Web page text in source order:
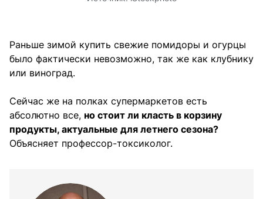
Раньше зимой купить свежие помидоры и огурцы
было фактически невозможно, так же как клубнику
или виноград.
Сейчас же на полках супермаркетов есть
абсолютно все, но стоит ли класть в корзину
продукты, актуальные для летнего сезона?
Объясняет профессор-токсиколог.